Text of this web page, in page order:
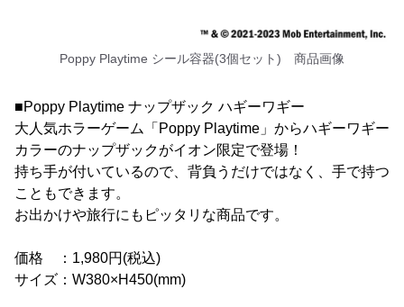
Poppy Playtime シール容器(3個セット) 商品画像
■Poppy Playtime ナップザック ハギーワギー
大人気ホラーゲーム「Poppy Playtime」からハギーワギー
カラーのナップザックがイオン限定で登場！
持ち手が付いているので、背負うだけではなく、手で持つ
こともできます。
お出かけや旅行にもピッタリな商品です。
価格 ：1,980円(税込)
サイズ：W380×H450(mm)